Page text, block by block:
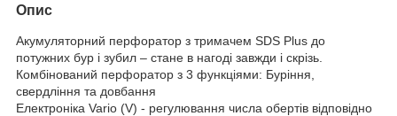
Опис
Акумуляторний перфоратор з тримачем SDS Plus до
потужних бур і зубил – стане в нагоді завжди і скрізь.
Комбінований перфоратор з 3 функціями: Буріння,
свердління та довбання
Електроніка Vario (V) - регулювання числа обертів відповідно